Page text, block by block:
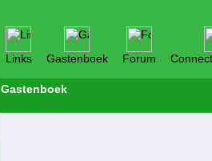
Links Gastenboek Forum
Gastenboek